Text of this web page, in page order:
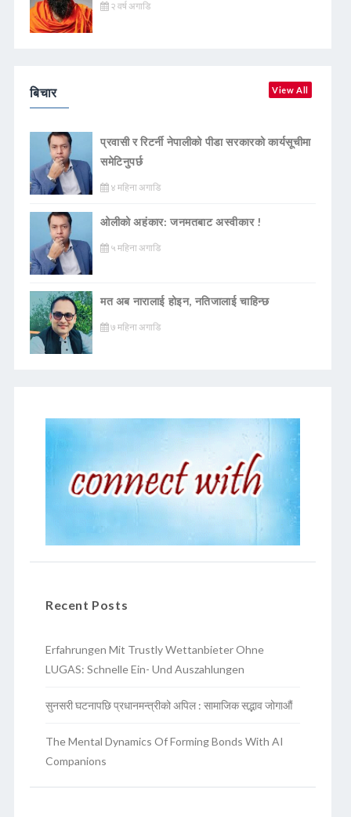
२ वर्ष अगाडि
बिचार View All
प्रवासी र रिटर्नी नेपालीको पीडा सरकारको कार्यसूचीमा
समेटिनुपर्छ
४ महिना अगाडि
ओलीको अहंकार: जनमतबाट अस्वीकार !
५ महिना अगाडि
मत अब नारालाई होइन, नतिजालाई चाहिन्छ
७ महिना अगाडि
Recent Posts
Erfahrungen Mit Trustly Wettanbieter Ohne
LUGAS: Schnelle Ein- Und Auszahlungen
सुनसरी घटनापछि प्रधानमन्त्रीको अपिल : सामाजिक सद्भाव जोगाऔं
The Mental Dynamics Of Forming Bonds With AI
Companions